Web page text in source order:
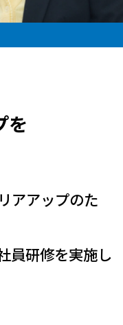
を
アアップのた
員研修を実施し